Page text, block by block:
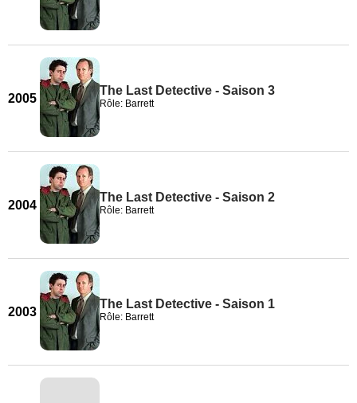
2005
The Last Detective - Saison 3
Rôle: Barrett
2004
The Last Detective - Saison 2
Rôle: Barrett
2003
The Last Detective - Saison 1
Rôle: Barrett